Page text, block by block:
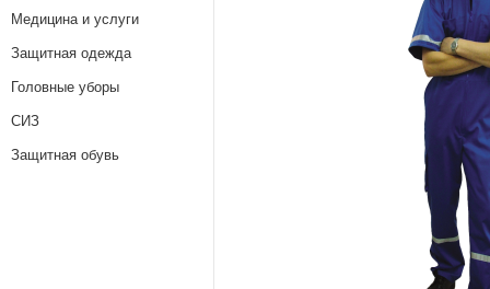
Медицина и услуги
Защитная одежда
Головные уборы
СИЗ
Защитная обувь